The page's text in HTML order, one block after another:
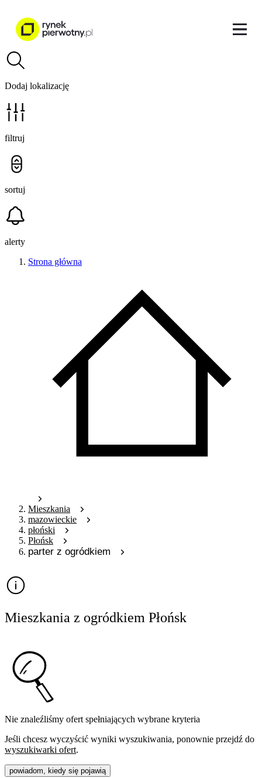
Dodaj lokalizację
filtruj
sortuj
alerty
Strona główna
Mieszkania
mazowieckie
płoński
Płońsk
parter z ogródkiem
Mieszkania z ogródkiem Płońsk
Nie znaleźliśmy ofert spełniających wybrane kryteria
Jeśli chcesz wyczyścić wyniki wyszukiwania, ponownie przejdź do
wyszukiwarki ofert.
powiadom, kiedy się pojawią